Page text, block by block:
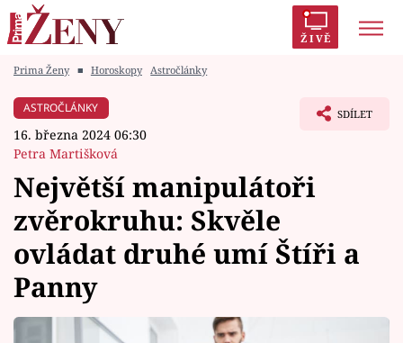
ŽIVĚ
Módní alarm
Témata
Celebrity
Vztahy
Prima Ženy ■ Horoskopy Astročlánky
ASTROČLÁNKY
16. března 2024 06:30
Petra Martišková
SDÍLET
Největší manipulátoři
zvěrokruhu: Skvěle
ovládat druhé umí Štíři a
Panny